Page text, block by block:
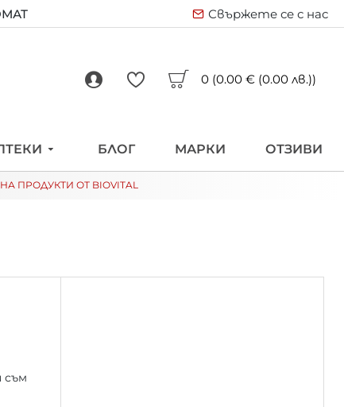
Свържете се с нас
0 (0.00 € (0.00 лв.))
БЛОГ МАРКИ ОТЗИВИ
ПРОДУКТИ ОТ BIOVITAL
съм